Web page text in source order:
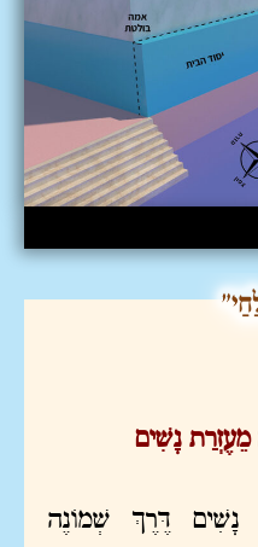
מֵעֶזְרַת נָשִׁים
נָשִׁים דֶּרֶךְ שְׁמוֹנֶה